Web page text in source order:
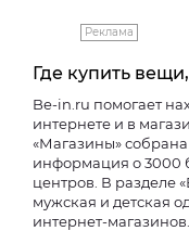
Реклама
Где купить
Be-in.ru помогает
интернете и в
«Магазины»
информация о 3000
центров. В разделе
мужская и детская
интернет-